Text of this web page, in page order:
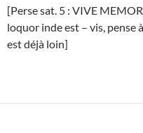
[Perse sat. 5 : VIVE
loquor inde est – vis, pense
est déjà loin]